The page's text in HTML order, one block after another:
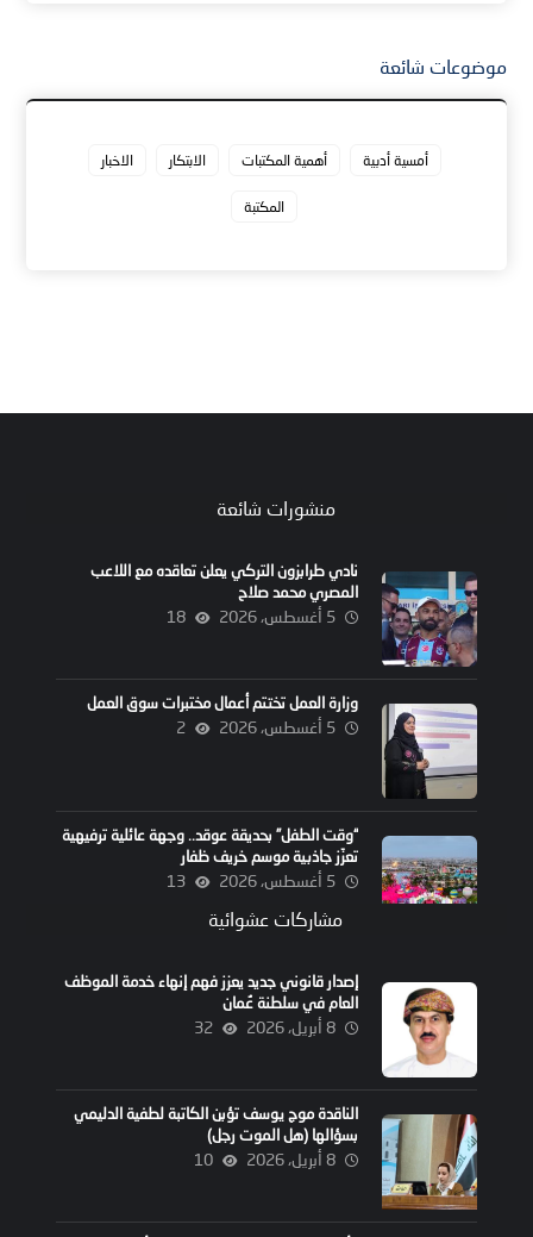
موضوعات شائعة
أمسية أدبية أهمية المكتبات الابتكار الاخبار
المكتبة
منشورات شائعة
نادي طرابزون التركي يعلن تعاقده مع اللاعب
المصري محمد صلاح
5 أغسطس، 2026 18
وزارة العمل تختتم أعمال مختبرات سوق العمل
5 أغسطس، 2026 2
“وقت الطفل” بحديقة عوقد.. وجهة عائلية ترفيهية
تعزّز جاذبية موسم خريف ظفار
5 أغسطس، 2026 13
مشاركات عشوائية
إصدار قانوني جديد يعزز فهم إنهاء خدمة الموظف
العام في سلطنة عُمان
8 أبريل، 2026 32
الناقدة موج يوسف تؤبن الكاتبة لطفية الدليمي
بسؤالها (هل الموت رجل)
8 أبريل، 2026 10